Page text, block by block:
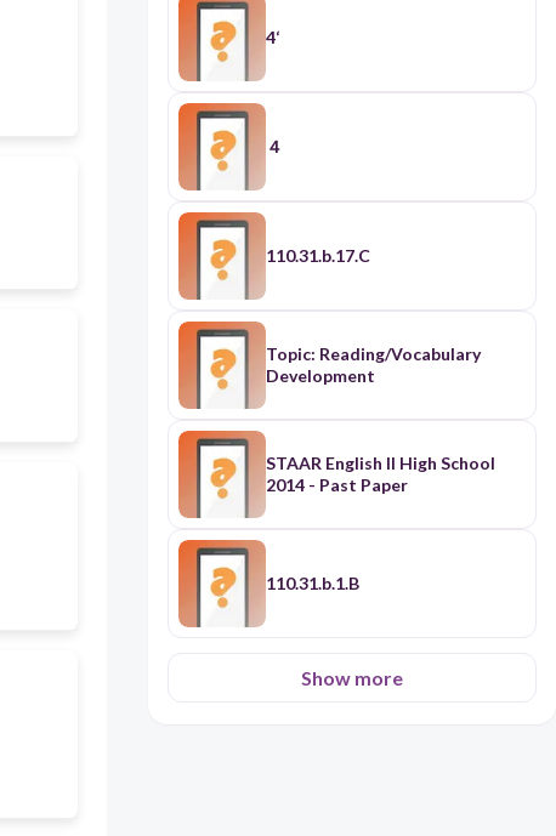
4‘
４
110.31.b.17.C
Topic: Reading/Vocabulary
Development
STAAR English II High School
2014 - Past Paper
110.31.b.1.B
Show more